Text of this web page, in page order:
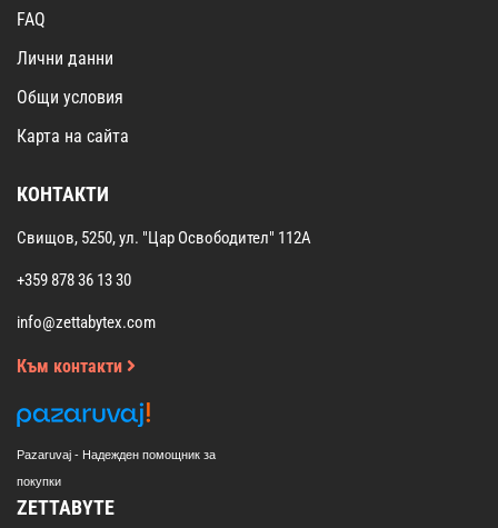
FAQ
Лични данни
Общи условия
Карта на сайта
КОНТАКТИ
Свищов, 5250, ул. "Цар Освободител" 112А
+359 878 36 13 30
info@zettabytex.com
Към контакти
Pazaruvaj - Надежден помощник за
покупки
ZETTABYTE